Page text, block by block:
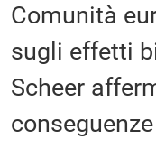
Comunità
sugli effetti
Scheer